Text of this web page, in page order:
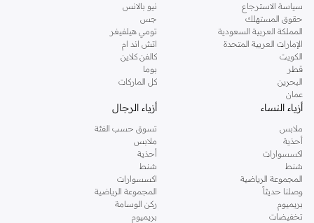
تعرف احذية تمبرلاند بصلابتها، مهارتها الحرفية وستايلها. جنبا الى جنب مع الجزم
الاسطورية، لدينا جميع احتياجاتك الكاجوال الاخرى في متجر تمبرلاند اون لاين في
نمشي. يمكن العثور على جزم، احذية رياضية وغيرها من الستايلات الاخرى التي ستجدها
في مجموعة تمبرلاند اون لاين. تسوق احذية تمبرلاند اون لاين واحصل على خدمة تسليم
سريع الى عتبة دارك.
سياسة الاسترجاع
حقوق المستهلك
المملكة العربية السعودية
الإمارات العربية المتحدة
الكويت
قطر
البحرين
عمان
نيو بالانس
جس
تومي هيلفيغر
اتش اند ام
كالفن كلاين
بوما
كل الماركات
أزياء النساء
ملابس
أحذية
اكسسوارات
شنط
المجموعة الرياضية
وصلنا حديثاً
بريميوم
تخفيضات
أزياء الرجال
تسوق حسب الفئة
ملابس
أحذية
شنط
اكسسوارات
المجموعة الرياضية
ركن الوسامة
بريميوم